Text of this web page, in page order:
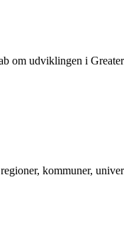
om udviklingen i
kommuner,